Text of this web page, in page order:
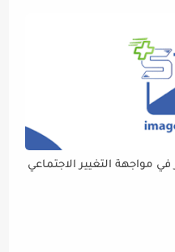
مواجهة التغيير الاجتماعي